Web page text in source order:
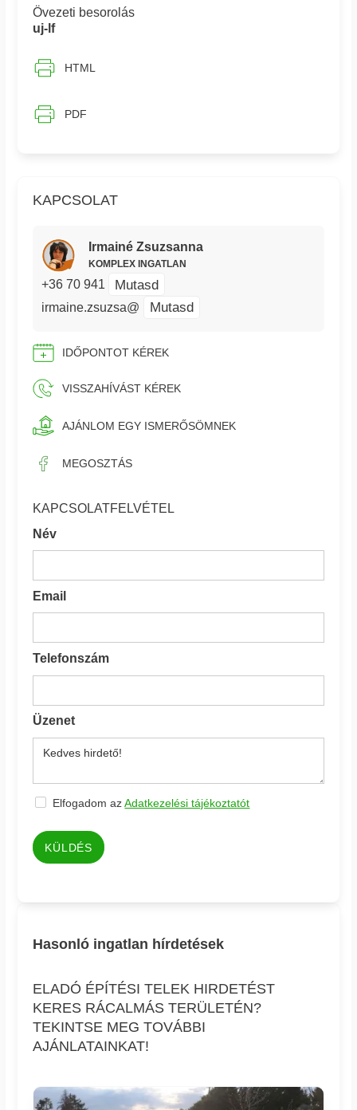
KAPCSOLAT
Irmainé Zsuzsanna
KOMPLEX INGATLAN
+36 70 941 Mutasd
irmaine.zsuzsa@ Mutasd
IDŐPONTOT KÉREK
VISSZAHÍVÁST KÉREK
AJÁNLOM EGY ISMERŐSÖMNEK
MEGOSZTÁS
KAPCSOLATFELVÉTEL
Név
Email
Telefonszám
Üzenet
Elfogadom azAdatkezelési tájékoztatót
KÜLDÉS
Övezeti besorolás
uj-lf
HTML
PDF
Hasonló ingatlan hírdetések
ELADÓ ÉPÍTÉSI TELEK HIRDETÉST
KERES RÁCALMÁS TERÜLETÉN?
TEKINTSE MEG TOVÁBBI
AJÁNLATAINKAT!